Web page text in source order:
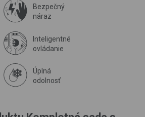
Bezpečný
náraz
Inteligentné
ovládanie
Úplná
odolnosť